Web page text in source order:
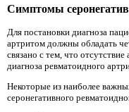
Симптомы
Для постановки диагноза
артритом должны обладать
связано с тем, что
диагноза ревматоидного
Некоторые из наиболее
серонегативного